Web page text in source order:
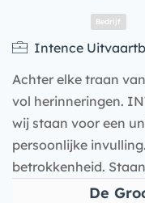
Bedrijf
Intence
Achter elke traan
vol herinneringen.
wij staan voor een
persoonlijke
betrokkenheid.
De